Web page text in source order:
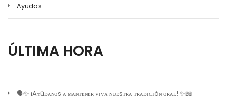
Ayudas
ÚLTIMA HORA
🗣️✨ ¡Aʏúᴅᴀɴᴏs ᴀ ᴍᴀɴᴛᴇɴᴇʀ ᴠɪᴠᴀ ɴᴜᴇsᴛʀᴀ ᴛʀᴀᴅɪᴄɪóɴ ᴏʀᴀʟ! ✨📖